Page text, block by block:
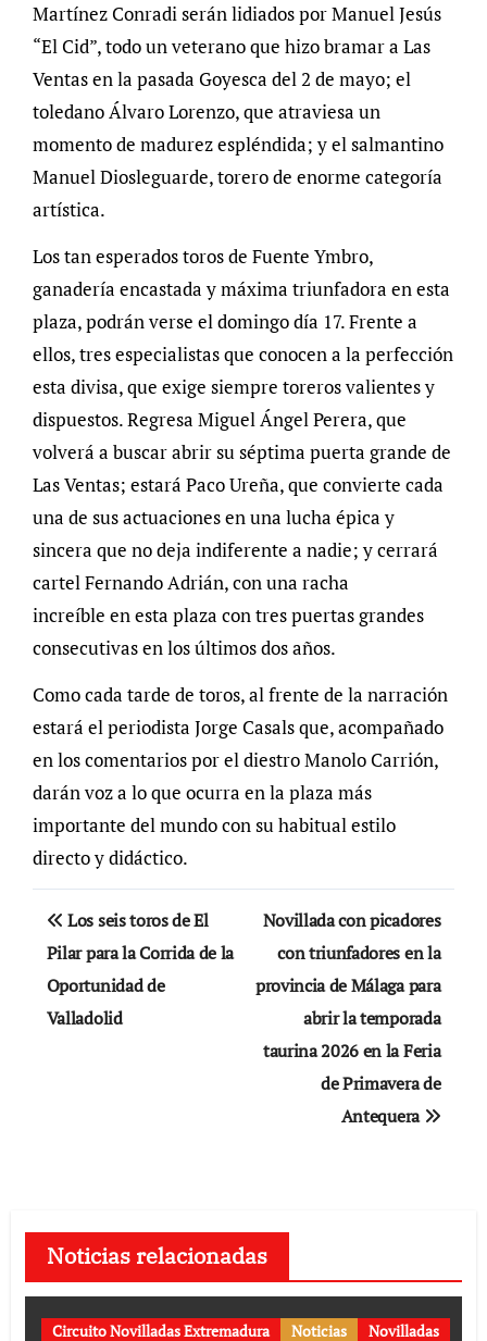
Martínez Conradi serán lidiados por Manuel Jesús
“El Cid”, todo un veterano que hizo bramar a Las
Ventas en la pasada Goyesca del 2 de mayo; el
toledano Álvaro Lorenzo, que atraviesa un
momento de madurez espléndida; y el salmantino
Manuel Diosleguarde, torero de enorme categoría
artística.
Los tan esperados toros de Fuente Ymbro,
ganadería encastada y máxima triunfadora en esta
plaza, podrán verse el domingo día 17. Frente a
ellos, tres especialistas que conocen a la perfección
esta divisa, que exige siempre toreros valientes y
dispuestos. Regresa Miguel Ángel Perera, que
volverá a buscar abrir su séptima puerta grande de
Las Ventas; estará Paco Ureña, que convierte cada
una de sus actuaciones en una lucha épica y
sincera que no deja indiferente a nadie; y cerrará
cartel Fernando Adrián, con una racha
increíble en esta plaza con tres puertas grandes
consecutivas en los últimos dos años.
Como cada tarde de toros, al frente de la narración
estará el periodista Jorge Casals que, acompañado
en los comentarios por el diestro Manolo Carrión,
darán voz a lo que ocurra en la plaza más
importante del mundo con su habitual estilo
directo y didáctico.
Navegación
de
entradas
Los seis toros de El
Pilar para la Corrida de la
Oportunidad de
Valladolid
Novillada con picadores
con triunfadores en la
provincia de Málaga para
abrir la temporada
taurina 2026 en la Feria
de Primavera de
Antequera
Noticias relacionadas
Circuito Novilladas Extremadura Noticias Novilladas